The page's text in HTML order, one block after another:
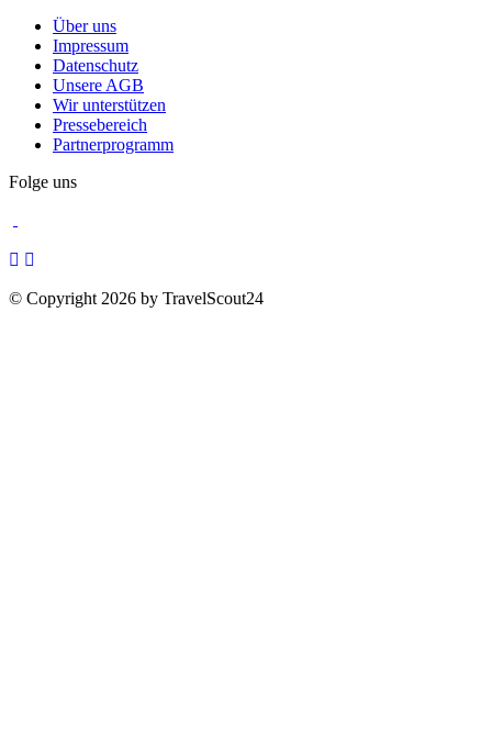
Über uns
Impressum
Datenschutz
Unsere AGB
Wir unterstützen
Pressebereich
Partnerprogramm
Folge uns
© Copyright 2026 by TravelScout24